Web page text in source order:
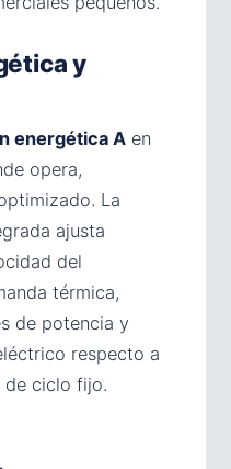
y
energética A en
opera,
La
ajusta
del
térmica,
de potencia y
respecto a
de ciclo fijo.